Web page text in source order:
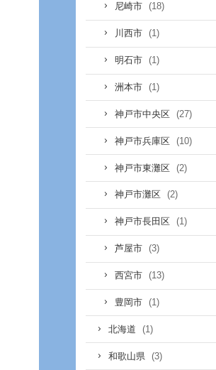
尼崎市 (18)
川西市 (1)
明石市 (1)
洲本市 (1)
神戸市中央区 (27)
神戸市兵庫区 (10)
神戸市東灘区 (2)
神戸市灘区 (2)
神戸市長田区 (1)
芦屋市 (3)
西宮市 (13)
豊岡市 (1)
北海道 (1)
和歌山県 (3)